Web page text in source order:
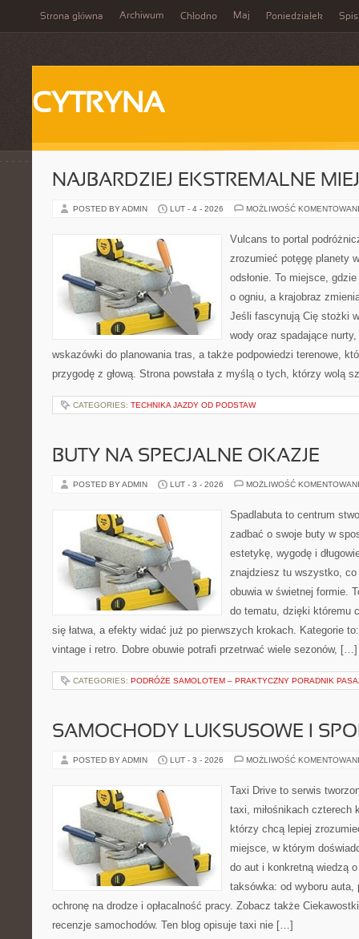
Strona główna Archiwum Chłodno Maj Poniedziałek Spis
CYTRYNA
NAJBARDZIEJ EKSTREMALNE
POSTED BY ADMIN LUT - 4 - 2026 MOŻLIWOŚĆ
Vulcans to portal
zrozumieć potęgę planety
odsłonie. To miejsce,
o ogniu, a krajobraz
Jeśli fascynują Cię stożki
wody oraz spadające
wskazówki do planowania tras, a także podpowiedzi terenowe,
przygodę z głową. Strona powstała z myślą o tych, którzy wolą
CATEGORIES: TECHNIKA JAZDY OD PODSTAW
BUTY NA SPECJALNE OKAZJE
POSTED BY ADMIN LUT - 3 - 2026 MOŻLIWOŚĆ
Spadlabuta to centrum
zadbać o swoje buty w
estetykę, wygodę i
znajdziesz tu wszystko,
obuwia w świetnej formie.
do tematu, dzięki któremu
się łatwa, a efekty widać już po pierwszych krokach. Kategorie
vintage i retro. Dobre obuwie potrafi przetrwać wiele sezonów, […]
CATEGORIES: PODRÓŻE SAMOLOTEM – PRAKTYCZNY PORADNIK
SAMOCHODY LUKSUSOWE I
POSTED BY ADMIN LUT - 3 - 2026 MOŻLIWOŚĆ
Taxi Drive to serwis
taxi, miłośnikach czterech
którzy chcą lepiej
miejsce, w którym
do aut i konkretną wiedzą
taksówka: od wyboru auta,
ochronę na drodze i opłacalność pracy. Zobacz także
recenzje samochodów. Ten blog opisuje taxi nie […]